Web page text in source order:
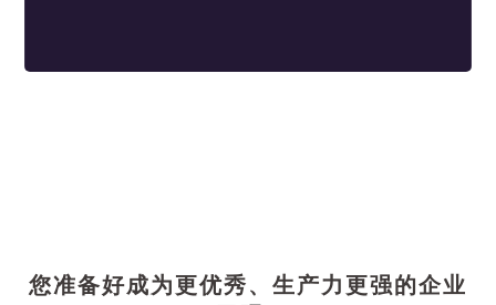
您准备好成为更优秀、生产力更强的企业